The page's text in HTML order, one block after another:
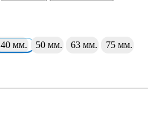
40 мм. 50 мм. 63 мм. 75 мм.